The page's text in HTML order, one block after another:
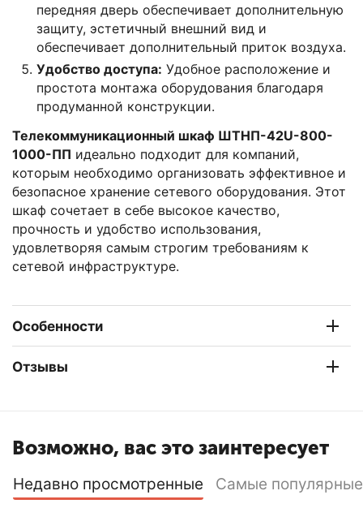
передняя дверь обеспечивает дополнительную
защиту, эстетичный внешний вид и
обеспечивает дополнительный приток воздуха.
Удобство доступа: Удобное расположение и
простота монтажа оборудования благодаря
продуманной конструкции.
Телекоммуникационный шкаф ШТНП-42U-800-
1000-ПП идеально подходит для компаний,
которым необходимо организовать эффективное и
безопасное хранение сетевого оборудования. Этот
шкаф сочетает в себе высокое качество,
прочность и удобство использования,
удовлетворяя самым строгим требованиям к
сетевой инфраструктуре.
Особенности
Отзывы
Возможно, вас это заинтересует
Недавно просмотренные Самые популярные